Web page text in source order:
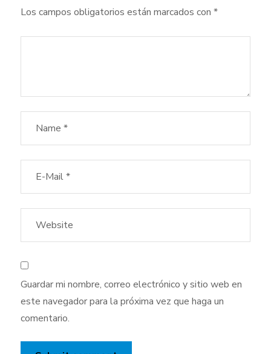
Los campos obligatorios están marcados con *
Guardar mi nombre, correo electrónico y sitio web en
este navegador para la próxima vez que haga un
comentario.